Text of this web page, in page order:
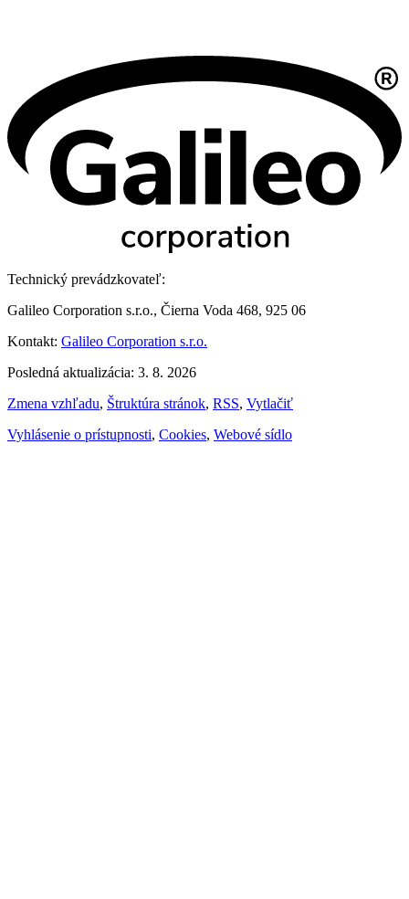
Technický prevádzkovateľ:
Galileo Corporation s.r.o., Čierna Voda 468, 925 06
Kontakt: Galileo Corporation s.r.o.
Posledná aktualizácia: 3. 8. 2026
Zmena vzhľadu, Štruktúra stránok, RSS, Vytlačiť
Vyhlásenie o prístupnosti, Cookies, Webové sídlo